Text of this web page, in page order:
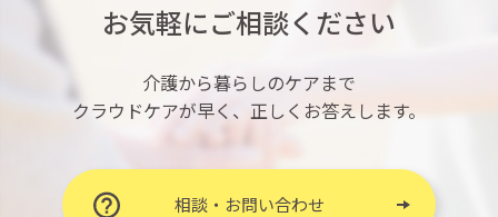
お気軽にご相談ください
介護から暮らしのケアまで
クラウドケアが早く、正しくお答えします。
相談・お問い合わせ